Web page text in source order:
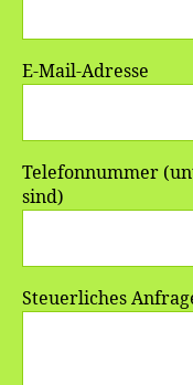
E-Mail-Adresse
Telefonnummer
sind)
Steuerliches